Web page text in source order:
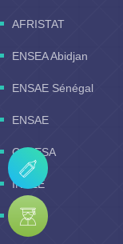
AFRISTAT
ENSEA Abidjan
ENSAE Sénégal
ENSAE
CAPESA
INSEE
AUF